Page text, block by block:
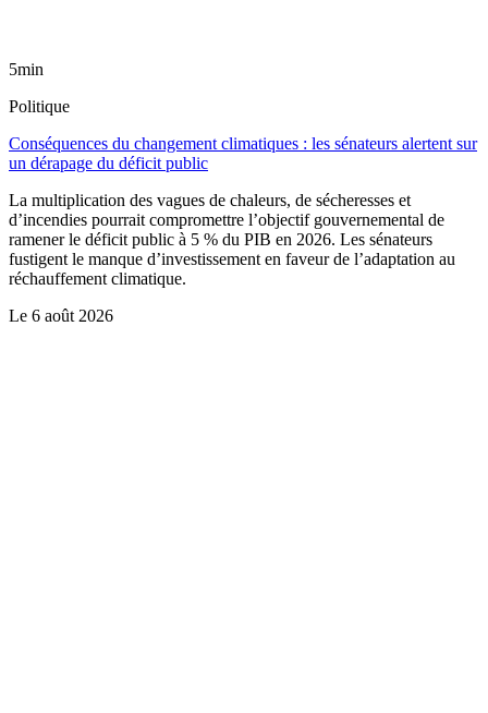
5min
Politique
Conséquences du changement climatiques : les sénateurs alertent sur
un dérapage du déficit public
La multiplication des vagues de chaleurs, de sécheresses et
d’incendies pourrait compromettre l’objectif gouvernemental de
ramener le déficit public à 5 % du PIB en 2026. Les sénateurs
fustigent le manque d’investissement en faveur de l’adaptation au
réchauffement climatique.
Le 6 août 2026